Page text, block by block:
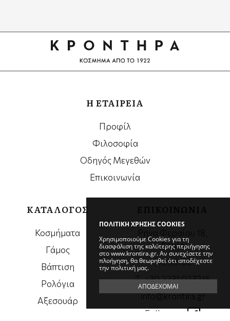
ΠΟΛΙΤΙΚΗ ΧΡΗΣΗΣ COOKIES
Χρησιμοποιούμε Cookies για τη
διασφάλιση της καλύτερης περιήγησης
στο www.krontira.gr. Αν συνεχίσετε την
πλοήγηση, θα θεωρηθεί ότι αποδέχεστε
την πολιτική μας.
ΑΠΟΔΕΧΟΜΑΙ
Η ΕΤΑΙΡΕΙΑ
Προφίλ
Φιλοσοφία
Οδηγός Μεγεθών
Επικοινωνία
ΚΑΤΑΛΟΓΟΣ
Κοσμήματα
Γάμος
Βάπτιση
Ρολόγια
Αξεσουάρ
Λαμία
ΤΚ. 35100
Τ. +30 2231 023216
info@krontira.gr
Follow us